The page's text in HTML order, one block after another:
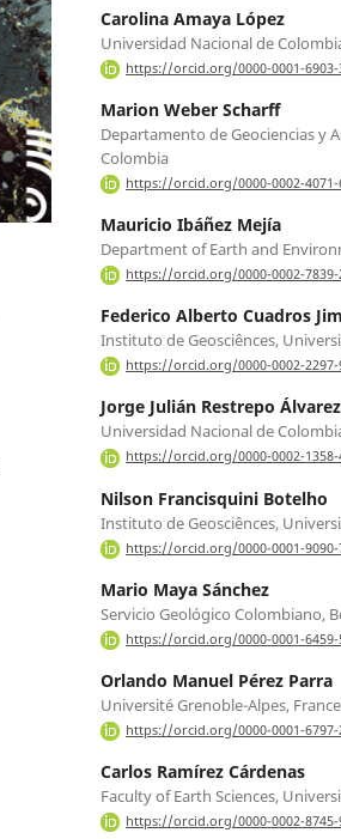
Carolina Amaya López
Universidad Nacional de
https://orcid.org/0000-0001-6903-
Marion Weber Scharff
Departamento de Geociencias y
Colombia
https://orcid.org/0000-0002-4071-
Mauricio Ibáñez Mejía
Department of Earth and
https://orcid.org/0000-0002-7839-
Federico Alberto Cuadros
Instituto de Geosciênces,
https://orcid.org/0000-0002-2297-
Jorge Julián Restrepo Álvarez
Universidad Nacional de
https://orcid.org/0000-0002-1358-
Nilson Francisquini Botelho
Instituto de Geosciênces,
https://orcid.org/0000-0001-9090-
Mario Maya Sánchez
Servicio Geológico Colombiano,
https://orcid.org/0000-0001-6459-
Orlando Manuel Pérez Parra
Université Grenoble-Alpes, France
https://orcid.org/0000-0001-6797-
Carlos Ramírez Cárdenas
Faculty of Earth Sciences,
https://orcid.org/0000-0002-8745-